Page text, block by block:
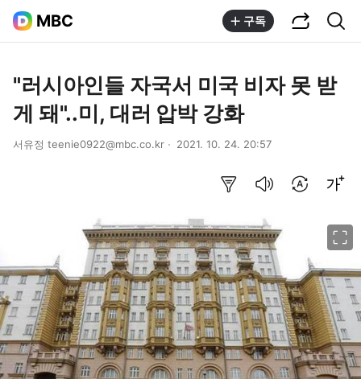
MBC 구독
"러시아인들 자국서 미국 비자 못 받
게 돼"..미, 대러 압박 강화
서유정 teenie0922@mbc.co.kr 2021. 10. 24. 20:57